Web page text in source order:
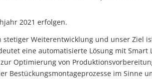
2021 erfolgen.
stetiger Weiterentwicklung und unser Ziel
eine automatisierte Lösung mit Smart
Optimierung von
Bestückungsmontageprozesse im Sinne